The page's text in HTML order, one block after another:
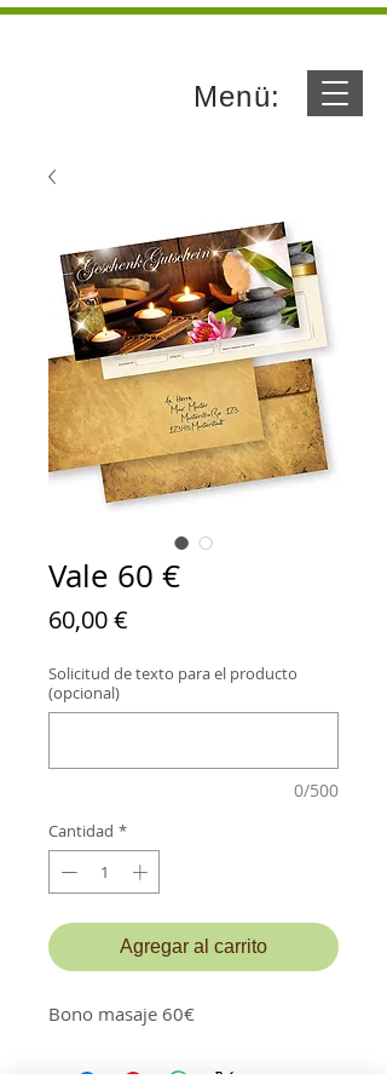
Menü:
Vale 60 €
60,00 €
Solicitud de texto para el producto
(opcional)
0/500
Cantidad *
Agregar al carrito
Bono masaje 60€